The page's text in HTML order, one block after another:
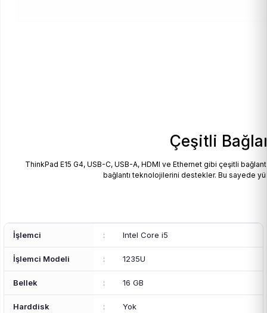
Çeşitli
ThinkPad E15 G4, USB-C, USB-A, HDMI ve Ethernet gibi çeşitli
bağlantı teknolojilerini destekler. Bu sayede
İşlemci : Intel Core i5
İşlemci Modeli : 1235U
Bellek : 16 GB
Harddisk : Yok